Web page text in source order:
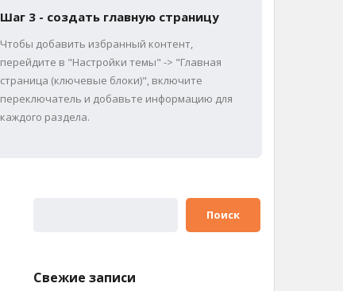
Шаг 3 - создать главную страницу
Чтобы добавить избранный контент,
перейдите в "Настройки темы" -> "Главная
страница (ключевые блоки)", включите
переключатель и добавьте информацию для
каждого раздела.
Поиск
Свежие записи